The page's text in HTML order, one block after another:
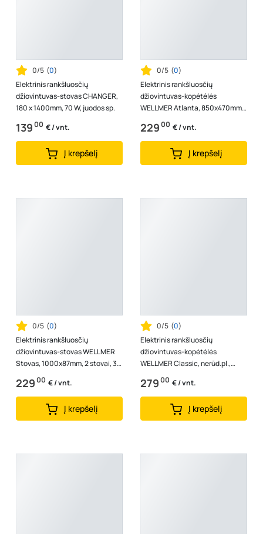
0/5 (0)
Elektrinis rankšluosčių
džiovintuvas-stovas CHANGER,
180 x 1400mm, 70 W, juodos sp.
13900 € / vnt.
Į krepšelį
0/5 (0)
Elektrinis rankšluosčių
džiovintuvas-kopėtėlės
WELLMER Atlanta, 850x470mm,
6 skers., dešinė, 3 termo rėžimai,
22900 € / vnt.
Į krepšelį
0/5 (0)
Elektrinis rankšluosčių
džiovintuvas-stovas WELLMER
Stovas, 1000x87mm, 2 stovai, 3
termo rėžimai, 40W, AISI 316
nerūd.p...
22900 € / vnt.
Į krepšelį
0/5 (0)
Elektrinis rankšluosčių
džiovintuvas-kopėtėlės
WELLMER Classic, nerūd.pl.,
1000-8, kairė, 125W, 37313
27900 € / vnt.
Į krepšelį